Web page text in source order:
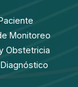
Monitoreo
Obstetricia